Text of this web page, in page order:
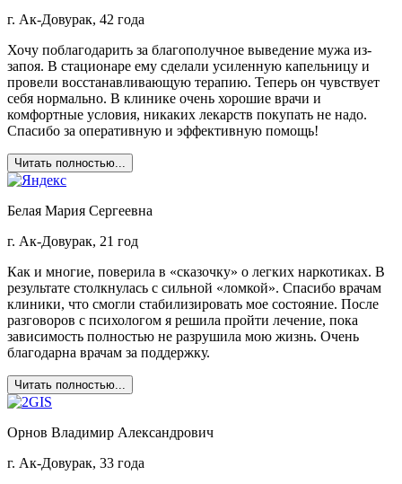
г. Ак-Довурак, 42 года
Хочу поблагодарить за благополучное выведение мужа из-
запоя. В стационаре ему сделали усиленную капельницу и
провели восстанавливающую терапию. Теперь он чувствует
себя нормально. В клинике очень хорошие врачи и
комфортные условия, никаких лекарств покупать не надо.
Спасибо за оперативную и эффективную помощь!
Читать полностью...
Белая Мария Сергеевна
г. Ак-Довурак, 21 год
Как и многие, поверила в «сказочку» о легких наркотиках. В
результате столкнулась с сильной «ломкой». Спасибо врачам
клиники, что смогли стабилизировать мое состояние. После
разговоров с психологом я решила пройти лечение, пока
зависимость полностью не разрушила мою жизнь. Очень
благодарна врачам за поддержку.
Читать полностью...
Орнов Владимир Александрович
г. Ак-Довурак, 33 года